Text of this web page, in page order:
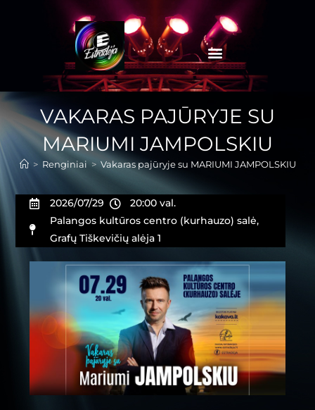
VAKARAS PAJŪRYJE SU
MARIUMI JAMPOLSKIU
> Renginiai > Vakaras pajūryje su MARIUMI JAMPOLSKIU
2026/07/29
20:00 val.
Palangos kultūros centro (kurhauzo) salė,
Grafų Tiškevičių alėja 1